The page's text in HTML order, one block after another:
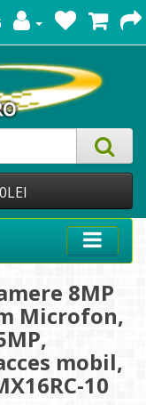
8MP
Microfon,
mobil,
10